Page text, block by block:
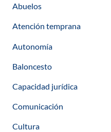
Abuelos
Atención temprana
Autonomía
Baloncesto
Capacidad jurídica
Comunicación
Cultura